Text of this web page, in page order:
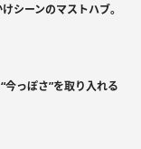
シーンのマストハブ。
今っぽさ”を取り入れる